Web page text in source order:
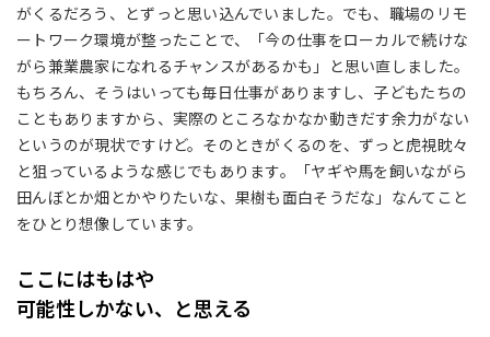
がくるだろう、とずっと思い込んでいました。でも、職場のリモ
ートワーク環境が整ったことで、「今の仕事をローカルで続けな
がら兼業農家になれるチャンスがあるかも」と思い直しました。
もちろん、そうはいっても毎日仕事がありますし、子どもたちの
こともありますから、実際のところなかなか動きだす余力がない
というのが現状ですけど。そのときがくるのを、ずっと虎視眈々
と狙っているような感じでもあります。「ヤギや馬を飼いながら
田んぼとか畑とかやりたいな、果樹も面白そうだな」なんてこと
をひとり想像しています。
ここにはもはや
可能性しかない、と思える